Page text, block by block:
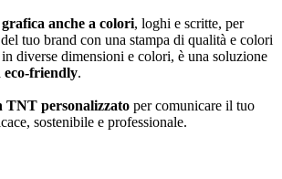
grafica anche a colori, loghi e scritte, per
tuo brand con una stampa di qualità e colori
diverse dimensioni e colori, è una soluzione
eco-friendly.
TNT personalizzato per comunicare il tuo
sostenibile e professionale.